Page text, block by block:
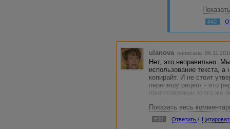
Давно
есть
приятно
Чужие
Кстати,
#40
ulanova написала
Нет, это неправильно.
использование текста,
копирайт. И не стоит
перепишу рецепт - это
приготовлении этого же
артишоков и заменила
чем указано. Как-то так.
Показать весь
#30 Ответить /